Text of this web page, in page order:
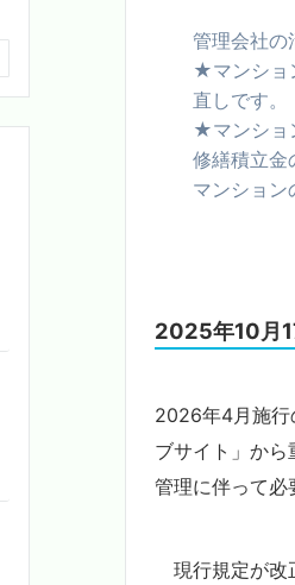
管理会社の
★マンショ
直しです。
★マンショ
修繕積立金
マンション
2025年10月
2026年4月施行
ブサイト」か
管理に伴って必
現行規定が改